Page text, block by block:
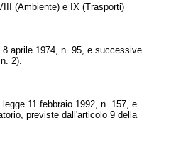
(Ambiente) e IX (Trasporti)
aprile 1974, n. 95, e successive
2).
legge 11 febbraio 1992, n. 157, e
previste dall'articolo 9 della